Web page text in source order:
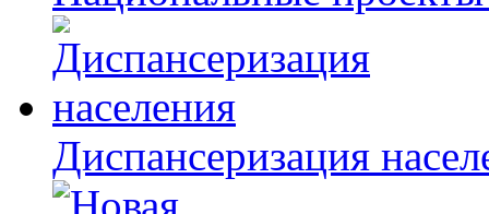
Диспансеризация